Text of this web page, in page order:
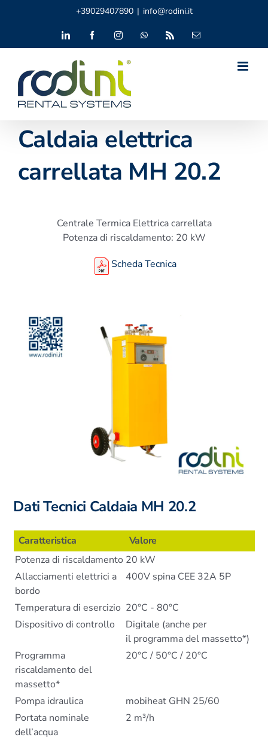
+39029407890 | info@rodini.it
LinkedIn FacebookInstagramWhatsApp Email
Caldaia elettrica
carrellata MH 20.2
Centrale Termica Elettrica carrellata
Potenza di riscaldamento: 20 kW
Scheda Tecnica
Dati Tecnici Caldaia MH 20.2
Caratteristica
Valore
Potenza di riscaldamento 20 kW
Allacciamenti elettrici a
bordo
400V spina CEE 32A 5P
Temperatura di esercizio 20°C - 80°C
Dispositivo di controllo
Digitale (anche per
il programma del massetto*)
Programma
riscaldamento del
massetto*
20°C / 50°C / 20°C
Pompa idraulica
mobiheat GHN 25/60
Portata nominale
dell’acqua
2 m³/h